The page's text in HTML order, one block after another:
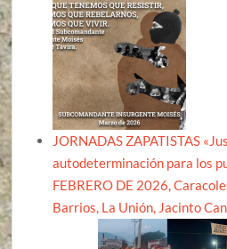
JORNADAS ZAPATISTAS
autodeterminación para los
FEBRERO DE 2026,
Barrios, La Unión, Jacinto